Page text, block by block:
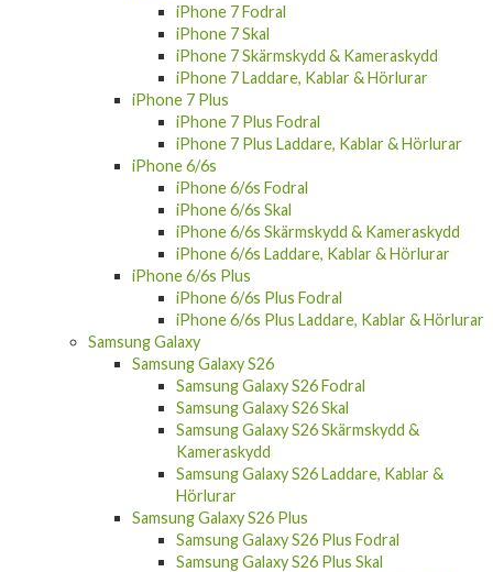
iPhone 7 Fodral
iPhone 7 Skal
iPhone 7 Skärmskydd & Kameraskydd
iPhone 7 Laddare, Kablar & Hörlurar
iPhone 7 Plus
iPhone 7 Plus Fodral
iPhone 7 Plus Laddare, Kablar & Hörlurar
iPhone 6/6s
iPhone 6/6s Fodral
iPhone 6/6s Skal
iPhone 6/6s Skärmskydd & Kameraskydd
iPhone 6/6s Laddare, Kablar & Hörlurar
iPhone 6/6s Plus
iPhone 6/6s Plus Fodral
iPhone 6/6s Plus Laddare, Kablar & Hörlurar
Samsung Galaxy
Samsung Galaxy S26
Samsung Galaxy S26 Fodral
Samsung Galaxy S26 Skal
Samsung Galaxy S26 Skärmskydd &
Kameraskydd
Samsung Galaxy S26 Laddare, Kablar &
Hörlurar
Samsung Galaxy S26 Plus
Samsung Galaxy S26 Plus Fodral
Samsung Galaxy S26 Plus Skal